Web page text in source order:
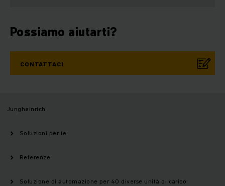
Possiamo aiutarti?
CONTATTACI
Jungheinrich
Soluzioni per te
Referenze
Soluzione di automazione per 40 diverse unità di carico